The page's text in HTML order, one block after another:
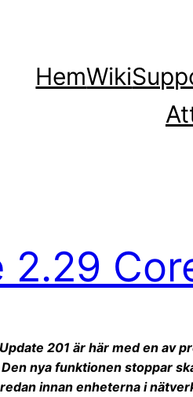
HemWiki
2.29
201 är här med en av
nya funktionen stoppar
innan enheterna i